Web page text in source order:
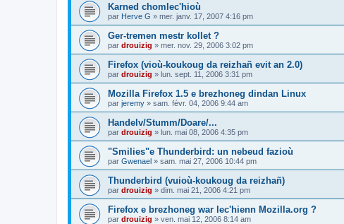
Karned chomlec'hioù
par Herve G » mer. janv. 17, 2007 4:16 pm
Ger-tremen mestr kollet ?
par drouizig » mer. nov. 29, 2006 3:02 pm
Firefox (vioù-koukoug da reizhañ evit an 2.0)
par drouizig » lun. sept. 11, 2006 3:31 pm
Mozilla Firefox 1.5 e brezhoneg dindan Linux
par jeremy » sam. févr. 04, 2006 9:44 am
Handelv/Stumm/Doare/...
par drouizig » lun. mai 08, 2006 4:35 pm
"Smilies"e Thunderbird: un nebeud fazioù
par Gwenael » sam. mai 27, 2006 10:44 pm
Thunderbird (vuioù-koukoug da reizhañ)
par drouizig » dim. mai 21, 2006 4:21 pm
Firefox e brezhoneg war lec'hienn Mozilla.org ?
par drouizig » ven. mai 12, 2006 8:14 am